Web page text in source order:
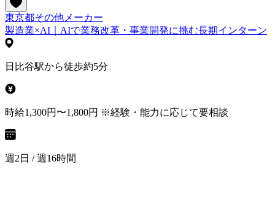
東京都その他 メーカー
製造業×AI｜AIで業務改革・事業開発に挑む長期インターン
日比谷駅から徒歩約5分
時給1,300円〜1,800円 ※経験・能力に応じて要相談
週2日 / 週16時間